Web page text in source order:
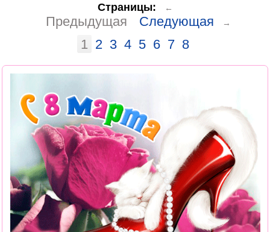
Страницы: ←
Предыдущая Следующая →
1 2 3 4 5 6 7 8